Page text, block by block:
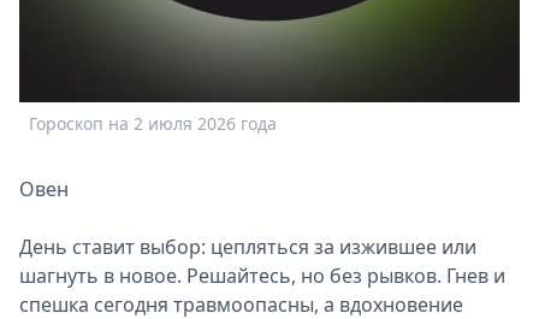
Гороскоп на 2 июля 2026 года
Овен
День ставит выбор: цепляться за изжившее или
шагнуть в новое. Решайтесь, но без рывков. Гнев и
спешка сегодня травмоопасны, а вдохновение